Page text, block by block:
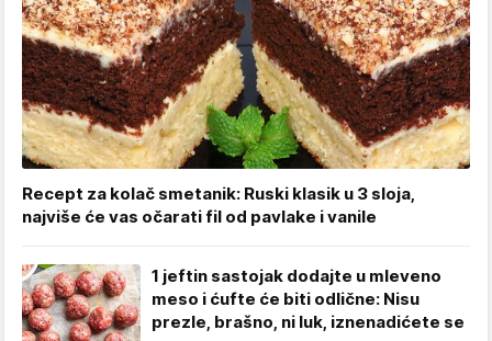
Recept za kolač smetanik: Ruski klasik u 3 sloja,
najviše će vas očarati fil od pavlake i vanile
1 jeftin sastojak dodajte u mleveno
meso i ćufte će biti odlične: Nisu
prezle, brašno, ni luk, iznenadićete se